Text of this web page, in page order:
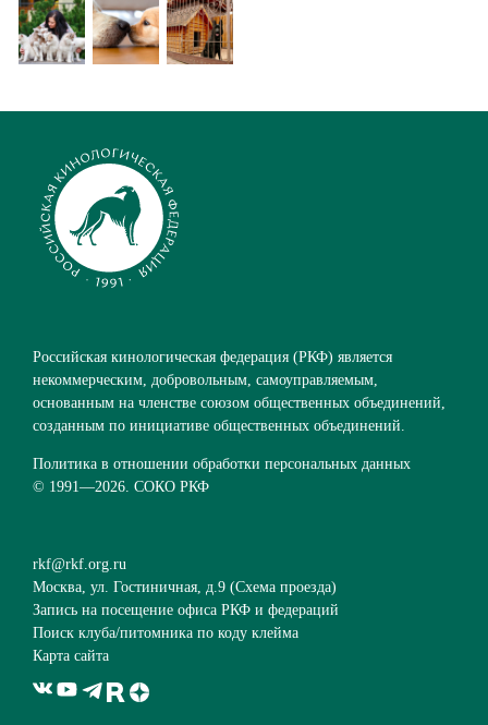
Российская кинологическая федерация (РКФ) является
некоммерческим, добровольным, самоуправляемым,
основанным на членстве союзом общественных объединений,
созданным по инициативе общественных объединений.
Политика в отношении обработки персональных данных
© 1991—2026. СОКО РКФ
rkf@rkf.org.ru
Москва, ул. Гостиничная, д.9 (Схема проезда)
Запись на посещение офиса РКФ и федераций
Поиск клуба/питомника по коду клейма
Карта сайта